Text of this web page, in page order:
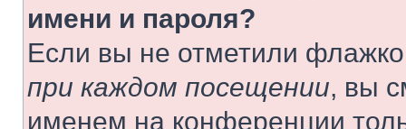
имени и пароля?
Если вы не отметили
при каждом посещении, вы
именем на конференции